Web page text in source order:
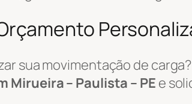
sua movimentação de
Mirueira – Paulista – PE e